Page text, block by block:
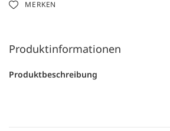
MERKEN
Produktinformationen
Produktbeschreibung